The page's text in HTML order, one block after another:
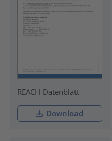
REACH Datenblatt
Download